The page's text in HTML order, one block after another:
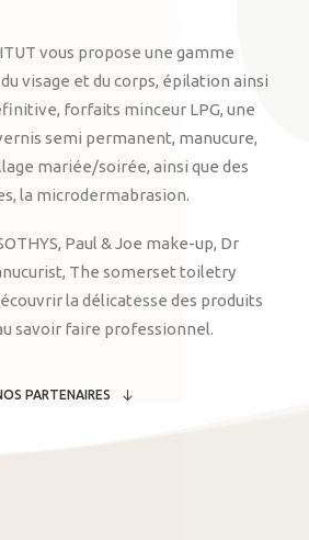
vous propose une gamme
visage et du corps, épilation ainsi
forfaits minceur LPG, une
semi permanent, manucure,
mariée/soirée, ainsi que des
la microdermabrasion.
Paul & Joe make-up, Dr
The somerset toiletry
la délicatesse des produits
savoir faire professionnel.
PARTENAIRES